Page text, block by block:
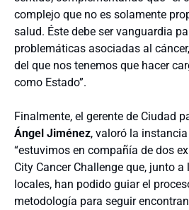
complejo que no es solamente
salud. Éste debe ser vanguardia
problemáticas asociadas al
del que nos tenemos que hacer
como Estado”.
Finalmente, el gerente de Ciudad
Ángel Jiménez, valoró la
“estuvimos en compañía de dos
City Cancer Challenge que, junto
locales, han podido guiar el
metodología para seguir